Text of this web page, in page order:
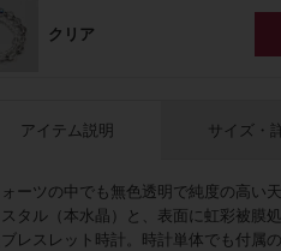
クリア
アイテム説明
ォーツの中でも無色透明で純度の高い
スタル（本水晶）と、表面に虹彩被膜
ブレスレット時計。時計単体でも付属
サイズ・